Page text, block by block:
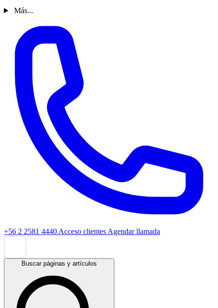
Más...
+56 2 2581 4440 Acceso clientes Agendar llamada
Buscar páginas y artículos